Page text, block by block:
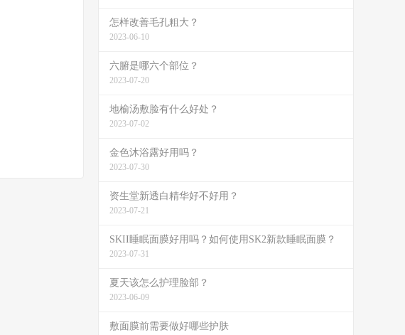
怎样改善毛孔粗大？
2023-06-10
六腑是哪六个部位？
2023-07-20
地榆汤敷脸有什么好处？
2023-07-02
金色沐浴露好用吗？
2023-07-30
资生堂新透白精华好不好用？
2023-07-21
SKII睡眠面膜好用吗？如何使用SK2新款睡眠面膜？
2023-07-31
夏天该怎么护理脸部？
2023-06-09
敷面膜前需要做好哪些护肤